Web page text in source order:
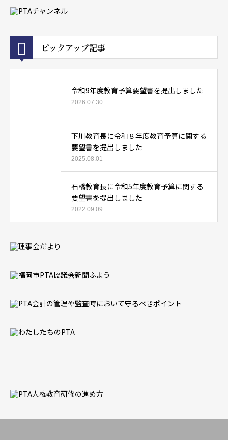
ピックアップ記事
令和9年度教育予算要望書を提出しました
2026.07.30
下川教育長に令和８年度教育予算に関する
要望書を提出しました
2025.08.01
石橋教育長に令和5年度教育予算に関する
要望書を提出しました
2022.09.09